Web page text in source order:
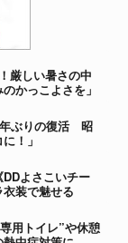
厳しい暑さの中
かっこよさを」
年ぶりの復活 昭
！」
DDよさこいチー
装で魅せる
用トイレ”や休憩